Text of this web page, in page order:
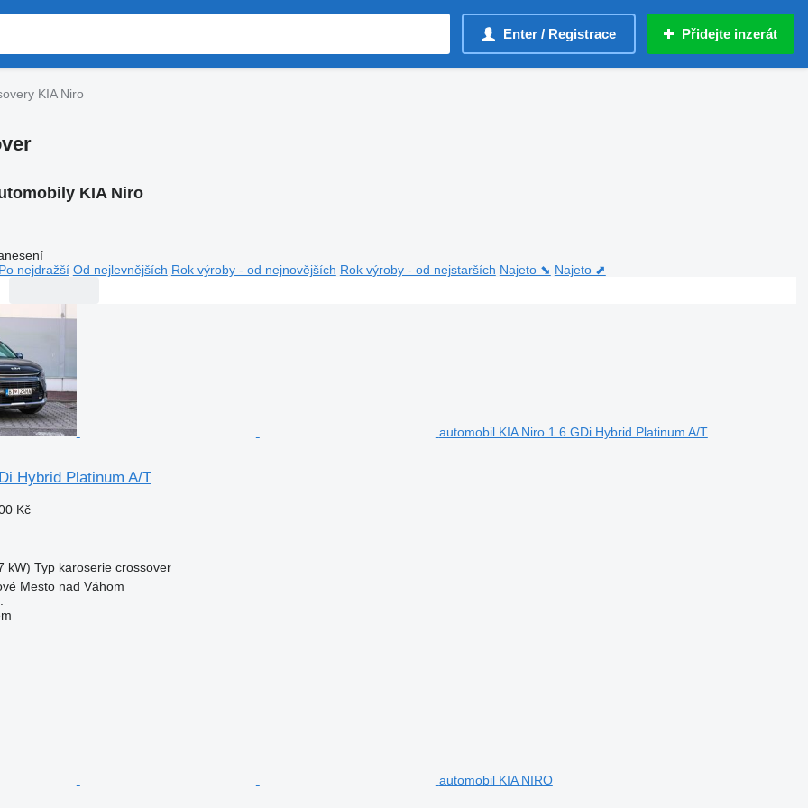
Enter / Registrace Přidejte inzerát
KIA Niro
KIA Niro
Po nejdražší Od nejlevnějších Rok výroby - od nejnovějších Rok výroby - od nejstarších Najeto ⬊ Najeto ⬈
automobil KIA Niro 1.6 GDi Hybrid Platinum A/T
Hybrid Platinum A/T
Kč
kW) Typ karoserie crossover
Mesto nad Váhom
automobil KIA NIRO